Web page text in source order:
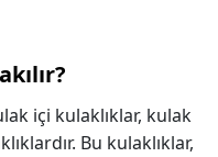
içi kulaklıklar, kulak
Bu kulaklıklar,